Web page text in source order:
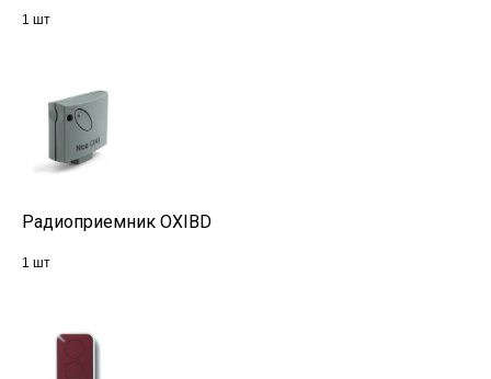
1 шт
Радиоприемник OXIBD
1 шт